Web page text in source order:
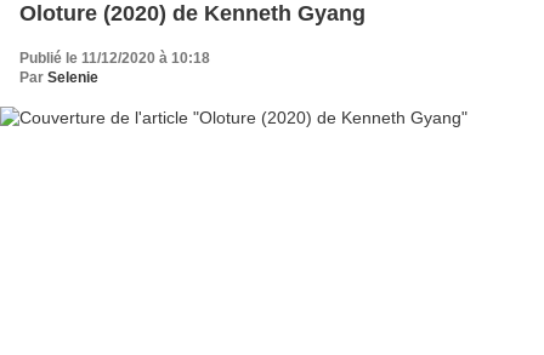
Oloture (2020) de Kenneth Gyang
Publié le 11/12/2020 à 10:18
Par Selenie